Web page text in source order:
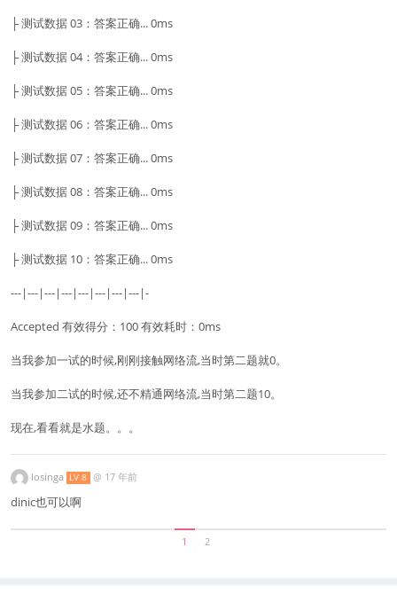
├ 测试数据 03：答案正确... 0ms
├ 测试数据 04：答案正确... 0ms
├ 测试数据 05：答案正确... 0ms
├ 测试数据 06：答案正确... 0ms
├ 测试数据 07：答案正确... 0ms
├ 测试数据 08：答案正确... 0ms
├ 测试数据 09：答案正确... 0ms
├ 测试数据 10：答案正确... 0ms
---|---|---|---|---|---|---|---|-
Accepted 有效得分：100 有效耗时：0ms
当我参加一试的时候,刚刚接触网络流,当时第二题就0。
当我参加二试的时候,还不精通网络流,当时第二题10。
现在,看看就是水题。。。
losinga LV 8 @ 17 年前
dinic也可以啊
1 2